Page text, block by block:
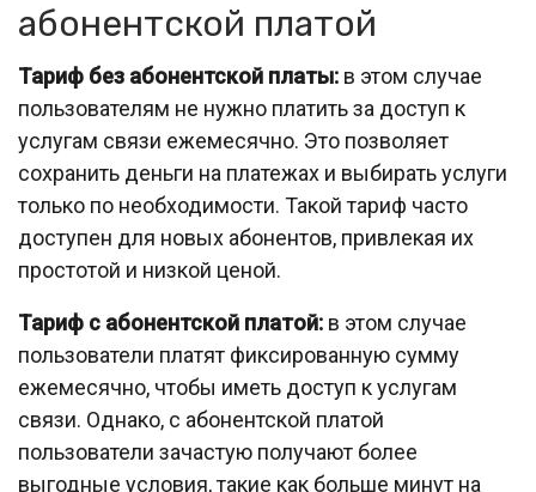
абонентской платой
Тариф без абонентской платы: в этом случае
пользователям не нужно платить за доступ к
услугам связи ежемесячно. Это позволяет
сохранить деньги на платежах и выбирать услуги
только по необходимости. Такой тариф часто
доступен для новых абонентов, привлекая их
простотой и низкой ценой.
Тариф с абонентской платой: в этом случае
пользователи платят фиксированную сумму
ежемесячно, чтобы иметь доступ к услугам
связи. Однако, с абонентской платой
пользователи зачастую получают более
выгодные условия, такие как больше минут на